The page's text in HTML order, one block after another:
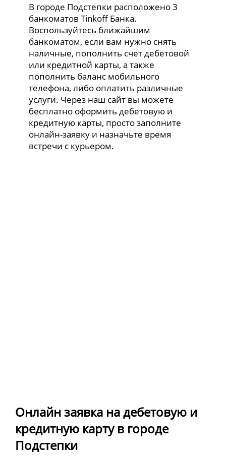
В городе Подстепки расположено 3
банкоматов Tinkoff Банка.
Воспользуйтесь ближайшим
банкоматом, если вам нужно снять
наличные, пополнить счет дебетовой
или кредитной карты, а также
пополнить баланс мобильного
телефона, либо оплатить различные
услуги. Через наш сайт вы можете
бесплатно оформить дебетовую и
кредитную карты, просто заполните
онлайн-заявку и назначьте время
встречи с курьером.
Онлайн заявка на дебетовую и
кредитную карту в городе
Подстепки